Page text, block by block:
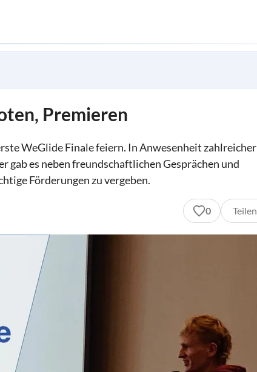
Premieren
WeGlide Finale feiern. In Anwesenheit zahlreicher
gab es neben freundschaftlichen Gesprächen und
Förderungen zu vergeben.
0 Teilen